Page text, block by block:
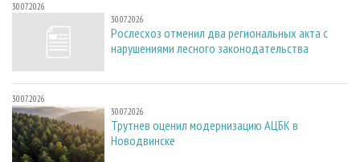
30.07.2026
30.07.2026
Рослесхоз отменил два региональных акта с
нарушениями лесного законодательства
30.07.2026
30.07.2026
Трутнев оценил модернизацию АЦБК в
Новодвинске